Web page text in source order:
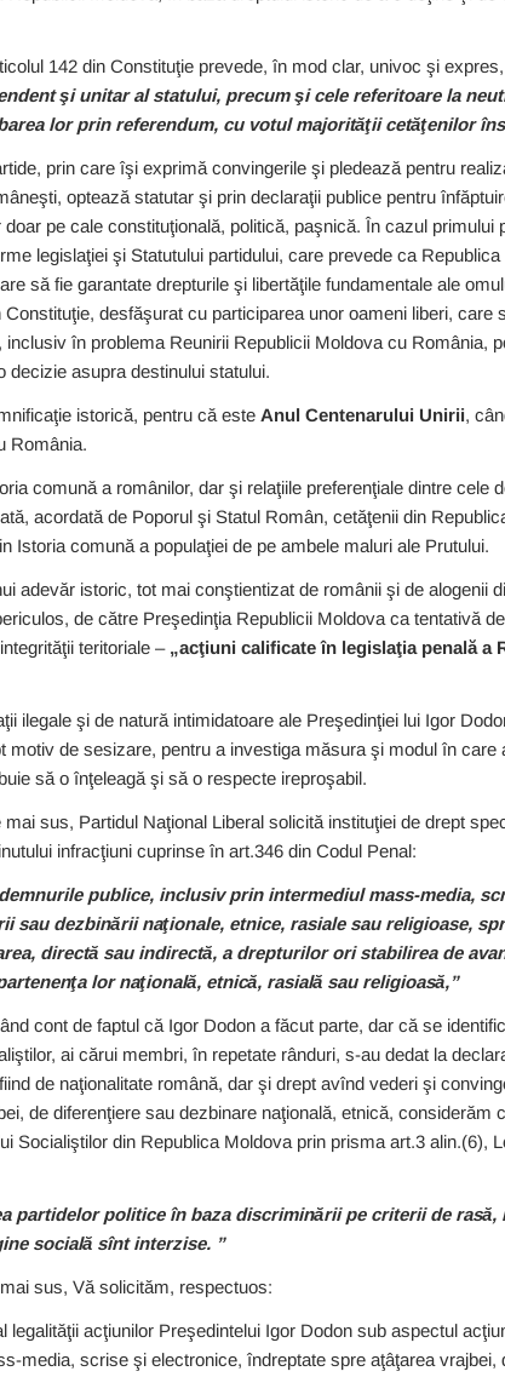
142 din Constituţie prevede, în mod clar, univoc şi
şi unitar al statului, precum şi cele referitoare la
lor prin referendum, cu votul majorităţii cetăţenilor
prin care îşi exprimă convingerile şi pledează pentru
optează statutar şi prin declaraţii publice pentru
pe cale constituţională, politică, paşnică. În cazul primului
legislaţiei şi Statutului partidului, care prevede ca
să fie garantate drepturile şi libertăţile fundamentale ale
desfăşurat cu participarea unor oameni liberi, care
inclusiv în problema Reunirii Republicii Moldova cu România,
decizie asupra destinului statului.
istorică, pentru că este Anul Centenarului Unirii,
România.
comună a românilor, dar şi relaţiile preferenţiale dintre cele
acordată de Poporul şi Statul Român, cetăţenii din
Istoria comună a populaţiei de pe ambele maluri ale Prutului.
adevăr istoric, tot mai conştientizat de românii şi de alogenii
de către Preşedinţia Republicii Moldova ca tentativă
teritoriale – „acţiuni calificate în legislaţia penală a
ilegale şi de natură intimidatoare ale Preşedinţiei lui Igor
motiv de sesizare, pentru a investiga măsura şi modul în care
să o înţeleagă şi să o respecte ireproşabil.
sus, Partidul Naţional Liberal solicită instituţiei de drept
infracţiuni cuprinse în art.346 din Codul Penal:
publice, inclusiv prin intermediul mass-media,
sau dezbinării naţionale, etnice, rasiale sau religioase,
directă sau indirectă, a drepturilor ori stabilirea de
lor naţională, etnică, rasială sau religioasă,”
cont de faptul că Igor Dodon a făcut parte, dar că se
ai cărui membri, în repetate rânduri, s-au dedat la
de naţionalitate română, dar şi drept avînd vederi şi
de diferenţiere sau dezbinare naţională, etnică,
Socialiştilor din Republica Moldova prin prisma art.3 alin.(6),
partidelor politice în baza discriminării pe criterii de
socială sînt interzise. ”
sus, Vă solicităm, respectuos:
legalităţii acţiunilor Preşedintelui Igor Dodon sub aspectul
media, scrise şi electronice, îndreptate spre aţâţarea vrajbei,